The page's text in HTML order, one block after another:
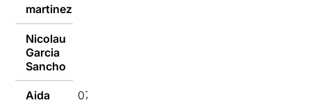
martinez
Nicolau
Garcia
Sancho
Aida 07/01/2016